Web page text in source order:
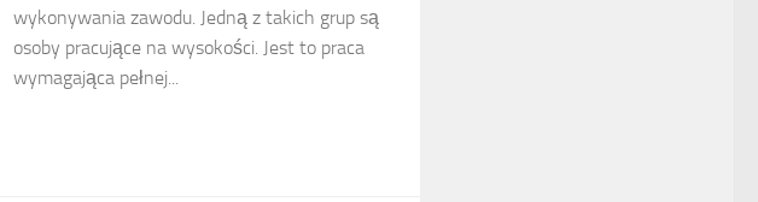
wykonywania zawodu. Jedną z takich grup są
osoby pracujące na wysokości. Jest to praca
wymagająca pełnej...